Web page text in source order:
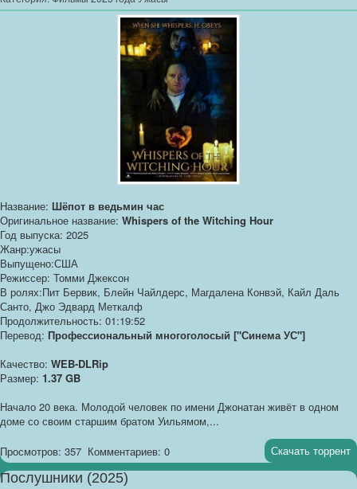
Название: Шёпот в ведьмин час
Оригинальное название: Whispers of the Witching Hour
Год выпуска: 2025
Жанр:ужасы
Выпущено:США
Режиссер: Томми Джексон
В ролях:Пит Бервик, Блейн Чайлдерс, Магдалена Конвэй, Кайл Даль
Санто, Джо Эдвард Меткалф
Продолжительность: 01:19:52
Перевод: Профессиональный многоголосый ["Синема УС"]
Качество: WEB-DLRip
Размер: 1.37 GB
Начало 20 века. Молодой человек по имени Джонатан живёт в одном
доме со своим старшим братом Уильямом,...
Просмотров: 357 Комментариев: 0 Скачать торрент
Послушники (2025)